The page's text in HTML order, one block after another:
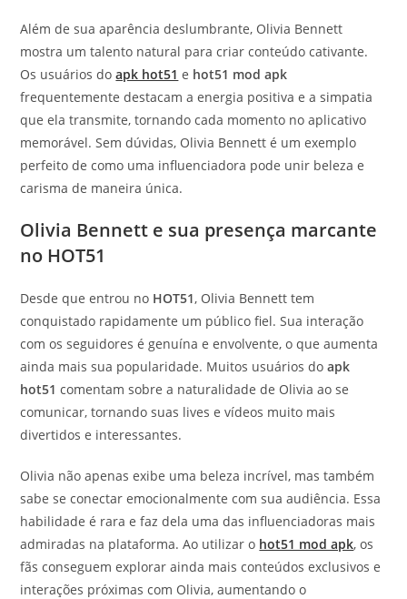
Além de sua aparência deslumbrante, Olivia Bennett
mostra um talento natural para criar conteúdo cativante.
Os usuários doapk hot51 e hot51 mod apk
frequentemente destacam a energia positiva e a simpatia
que ela transmite, tornando cada momento no aplicativo
memorável. Sem dúvidas, Olivia Bennett é um exemplo
perfeito de como uma influenciadora pode unir beleza e
carisma de maneira única.
Olivia Bennett e sua presença marcante
no HOT51
Desde que entrou no HOT51, Olivia Bennett tem
conquistado rapidamente um público fiel. Sua interação
com os seguidores é genuína e envolvente, o que aumenta
ainda mais sua popularidade. Muitos usuários doapk
hot51 comentam sobre a naturalidade de Olivia ao se
comunicar, tornando suas lives e vídeos muito mais
divertidos e interessantes.
Olivia não apenas exibe uma beleza incrível, mas também
sabe se conectar emocionalmente com sua audiência. Essa
habilidade é rara e faz dela uma das influenciadoras mais
admiradas na plataforma. Ao utilizar o hot51 mod apk, os
fãs conseguem explorar ainda mais conteúdos exclusivos e
interações próximas com Olivia, aumentando o